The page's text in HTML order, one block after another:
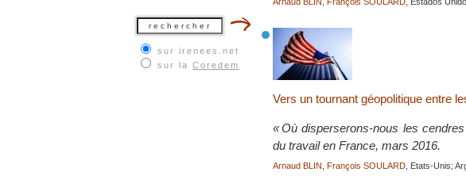
sur irenees.net
sur la Coredem
Vers un tournant géopolitique entre
« Où disperserons-nous les
du travail en France, mars 2016.
Arnaud BLIN François SOULARD , Etats-Unis;